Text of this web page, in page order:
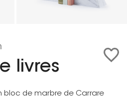
livres
bloc de marbre de Carrare